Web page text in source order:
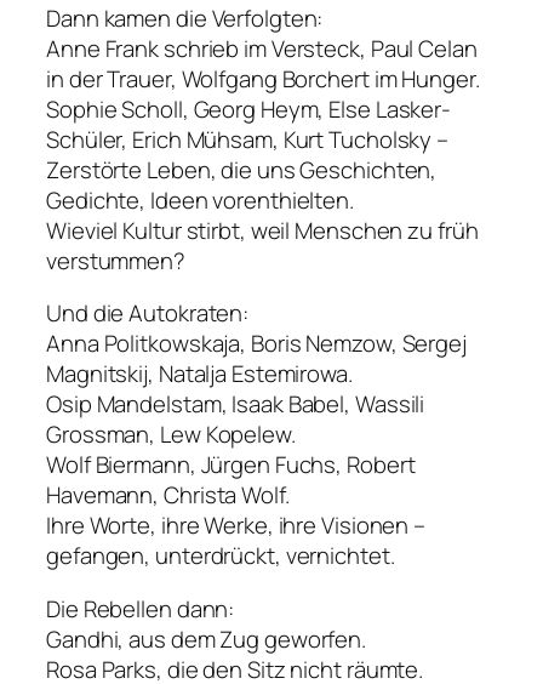
Dann kamen die Verfolgten:
Anne Frank schrieb im Versteck, Paul Celan
in der Trauer, Wolfgang Borchert im Hunger.
Sophie Scholl, Georg Heym, Else Lasker-
Schüler, Erich Mühsam, Kurt Tucholsky –
Zerstörte Leben, die uns Geschichten,
Gedichte, Ideen vorenthielten.
Wieviel Kultur stirbt, weil Menschen zu früh
verstummen?
Und die Autokraten:
Anna Politkowskaja, Boris Nemzow, Sergej
Magnitskij, Natalja Estemirowa.
Osip Mandelstam, Isaak Babel, Wassili
Grossman, Lew Kopelew.
Wolf Biermann, Jürgen Fuchs, Robert
Havemann, Christa Wolf.
Ihre Worte, ihre Werke, ihre Visionen –
gefangen, unterdrückt, vernichtet.
Die Rebellen dann:
Gandhi, aus dem Zug geworfen.
Rosa Parks, die den Sitz nicht räumte.